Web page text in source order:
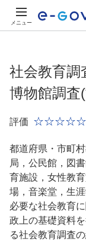
メニュー
社会教育調
博物館調査
評価
都道府県・市町
局，公民館，図
育施設，女性教
場，音楽堂，生
必要な社会教育
政上の基礎資料
る社会教育調査